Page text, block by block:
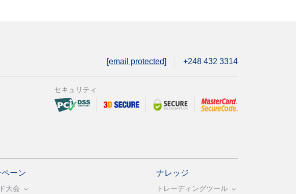
[email protected] +248 432 3314
セキュリティ
ーン
大会
ナレッジ
トレーディングツール